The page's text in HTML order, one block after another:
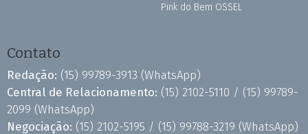
Pink do Bem OSSEL
Contato
Redação: (15) 99789-3913 (WhatsApp)
Central de Relacionamento: (15) 2102-5110 / (15) 99789-
2099 (WhatsApp)
Negociação: (15) 2102-5195 / (15) 99788-3219 (WhatsApp)